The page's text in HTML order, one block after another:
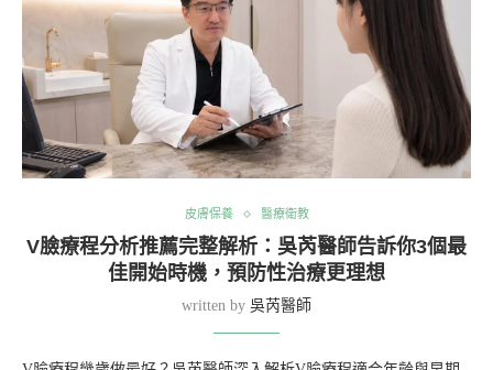
皮膚保養 醫療衛教
V臉療程分析推薦完整解析：吳芮醫師告訴你3個最
佳開始時機，預防性治療更理想
written by 吳芮醫師